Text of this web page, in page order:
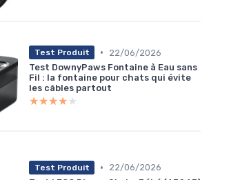
Test Produit •
22/06/2026
Test DownyPaws Fontaine à Eau sans
Fil : la fontaine pour chats qui évite
les câbles partout
★★★★★
★★★★★
Test Produit •
22/06/2026